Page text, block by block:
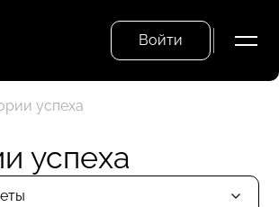
Войти
успеха
успеха